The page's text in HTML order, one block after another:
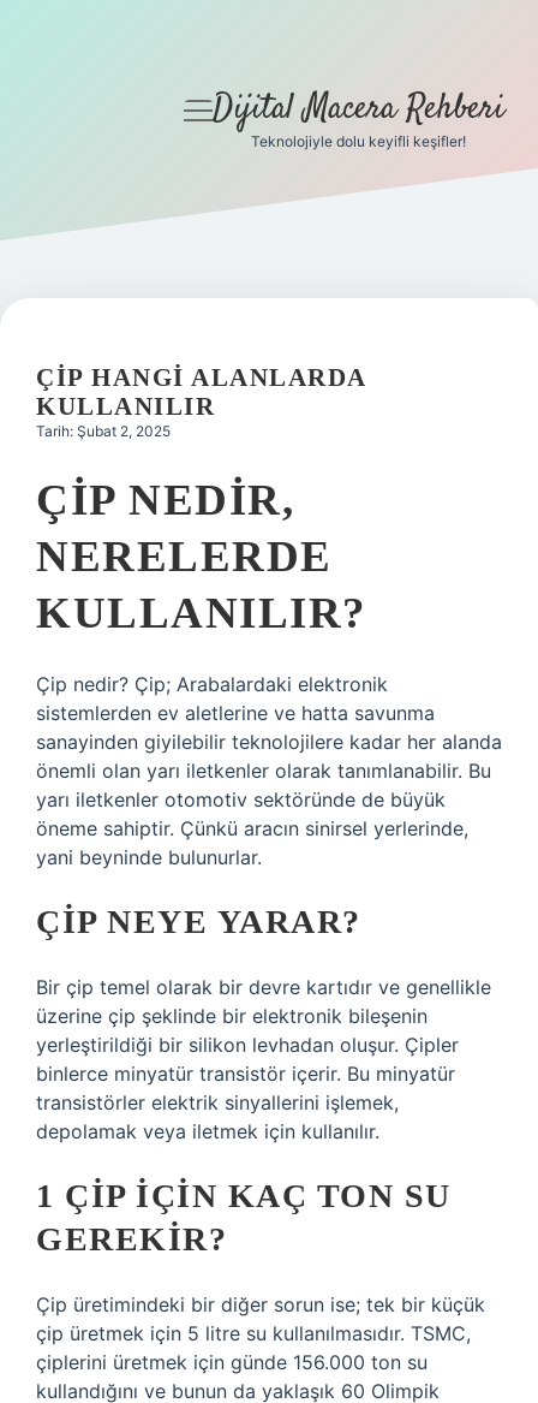
Gizlilik Politikası
Yasal Uyarı
menüyü
Dijital Macera Rehberi
Teknolojiyle dolu keyifli keşifler!
ÇIP HANGI ALANLARDA
KULLANILIR
Tarih: Şubat 2, 2025
ÇIP NEDIR,
NERELERDE
KULLANILIR?
Çip nedir? Çip; Arabalardaki elektronik
sistemlerden ev aletlerine ve hatta savunma
sanayinden giyilebilir teknolojilere kadar her alanda
önemli olan yarı iletkenler olarak tanımlanabilir. Bu
yarı iletkenler otomotiv sektöründe de büyük
öneme sahiptir. Çünkü aracın sinirsel yerlerinde,
yani beyninde bulunurlar.
ÇIP NEYE YARAR?
Bir çip temel olarak bir devre kartıdır ve genellikle
üzerine çip şeklinde bir elektronik bileşenin
yerleştirildiği bir silikon levhadan oluşur. Çipler
binlerce minyatür transistör içerir. Bu minyatür
transistörler elektrik sinyallerini işlemek,
depolamak veya iletmek için kullanılır.
1 ÇIP IÇIN KAÇ TON SU
GEREKIR?
Çip üretimindeki bir diğer sorun ise; tek bir küçük
çip üretmek için 5 litre su kullanılmasıdır. TSMC,
çiplerini üretmek için günde 156.000 ton su
kullandığını ve bunun da yaklaşık 60 Olimpik